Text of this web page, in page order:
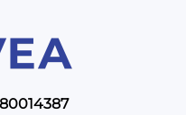
80014387